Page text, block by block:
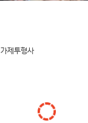
가제투형사